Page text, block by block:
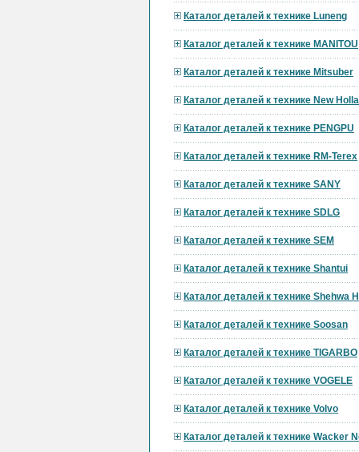
Каталог деталей к технике Luneng
Каталог деталей к технике MANITOU
Каталог деталей к технике Mitsuber
Каталог деталей к технике New
Каталог деталей к технике PENGPU
Каталог деталей к технике RM-Terex
Каталог деталей к технике SANY
Каталог деталей к технике SDLG
Каталог деталей к технике SEM
Каталог деталей к технике Shantui
Каталог деталей к технике Shehwa
Каталог деталей к технике Soosan
Каталог деталей к технике TIGARBO
Каталог деталей к технике VOGELE
Каталог деталей к технике Volvo
Каталог деталей к технике Wacker